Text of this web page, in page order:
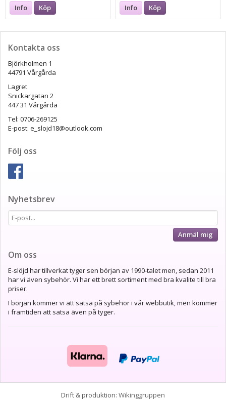
Info Köp Info Köp
Kontakta oss
Björkholmen 1
44791 Vårgårda
Lagret
Snickargatan 2
447 31 Vårgårda
Tel: 0706-269125
E-post: e_slojd18@outlook.com
Följ oss
Nyhetsbrev
Anmäl mig
Om oss
E-slöjd har tillverkat tyger sen början av 1990-talet men, sedan 2011
har vi även sybehör. Vi har ett brett sortiment med bra kvalite till bra
priser.
I början kommer vi att satsa på sybehör i vår webbutik, men kommer
i framtiden att satsa även på tyger.
Drift & produktion: Wikinggruppen